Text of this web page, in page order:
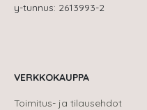
y-tunnus: 2613993-2
VERKKOKAUPPA
Toimitus- ja tilausehdot